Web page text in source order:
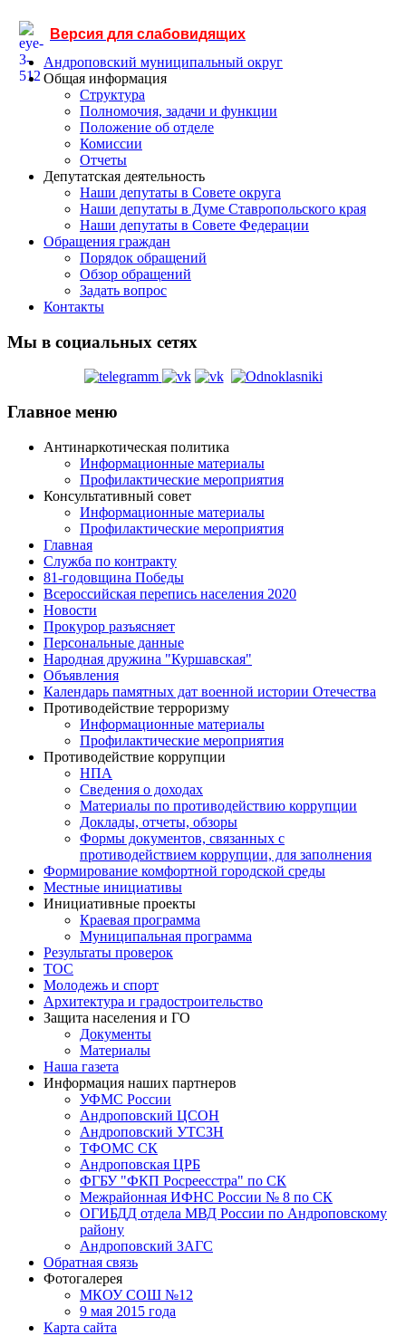
Версия для слабовидящих
Андроповский муниципальный округ
Общая информация
Структура
Полномочия, задачи и функции
Положение об отделе
Комиссии
Отчеты
Депутатская деятельность
Наши депутаты в Совете округа
Наши депутаты в Думе Ставропольского края
Наши депутаты в Совете Федерации
Обращения граждан
Порядок обращений
Обзор обращений
Задать вопрос
Контакты
Мы в социальных сетях
Главное меню
Антинаркотическая политика
Информационные материалы
Профилактические мероприятия
Консультативный совет
Информационные материалы
Профилактические мероприятия
Главная
Служба по контракту
81-годовщина Победы
Всероссийская перепись населения 2020
Новости
Прокурор разъясняет
Персональные данные
Народная дружина "Куршавская"
Объявления
Календарь памятных дат военной истории Отечества
Противодействие терроризму
Информационные материалы
Профилактические мероприятия
Противодействие коррупции
НПА
Сведения о доходах
Материалы по противодействию коррупции
Доклады, отчеты, обзоры
Формы документов, связанных с
противодействием коррупции, для заполнения
Формирование комфортной городской среды
Местные инициативы
Инициативные проекты
Краевая программа
Муниципальная программа
Результаты проверок
ТОС
Молодежь и спорт
Архитектура и градостроительство
Защита населения и ГО
Документы
Материалы
Наша газета
Информация наших партнеров
УФМС России
Андроповский ЦСОН
Андроповский УТСЗН
ТФОМС СК
Андроповская ЦРБ
ФГБУ "ФКП Росреесстра" по СК
Межрайонная ИФНС России № 8 по СК
ОГИБДД отдела МВД России по Андроповскому
району
Андроповский ЗАГС
Обратная связь
Фотогалерея
МКОУ СОШ №12
9 мая 2015 года
Карта сайта